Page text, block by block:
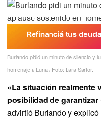
Burlando pidió un minuto de silencio y
homenaje a Luna / Foto: Lara Sartor.
«La situación realmente
posibilidad de
advirtió Burlando y